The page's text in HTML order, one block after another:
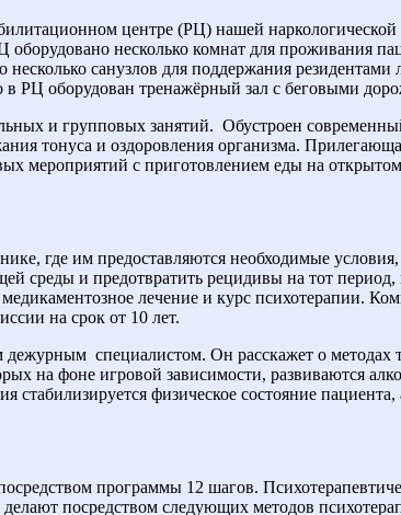
центре (РЦ) нашей
несколько комнат для проживания
несколько санузлов для поддержания
в РЦ оборудован тренажёрный зал с беговыми
и групповых занятий. Обустроен
тонуса и оздоровления организма.
мероприятий с приготовлением еды на
где им предоставляются необходимые
среды и предотвратить рецидивы на тот
лечение и курс психотерапии.
на срок от 10 лет.
дежурным специалистом. Он расскажет о
на фоне игровой зависимости, развиваются
стабилизируется физическое состояние
программы 12 шагов.
посредством следующих методов